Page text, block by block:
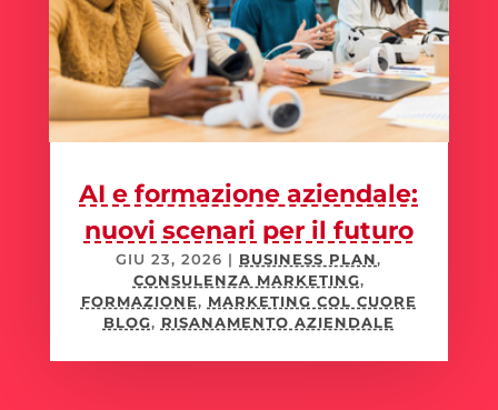
AI e formazione aziendale:
nuovi scenari per il futuro
GIU 23, 2026 | BUSINESS PLAN,
CONSULENZA MARKETING,
FORMAZIONE, MARKETING COL CUORE
BLOG, RISANAMENTO AZIENDALE